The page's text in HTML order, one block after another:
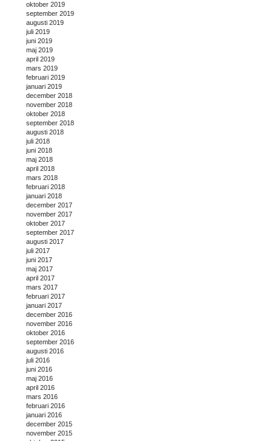
oktober 2019
september 2019
augusti 2019
juli 2019
juni 2019
maj 2019
april 2019
mars 2019
februari 2019
januari 2019
december 2018
november 2018
oktober 2018
september 2018
augusti 2018
juli 2018
juni 2018
maj 2018
april 2018
mars 2018
februari 2018
januari 2018
december 2017
november 2017
oktober 2017
september 2017
augusti 2017
juli 2017
juni 2017
maj 2017
april 2017
mars 2017
februari 2017
januari 2017
december 2016
november 2016
oktober 2016
september 2016
augusti 2016
juli 2016
juni 2016
maj 2016
april 2016
mars 2016
februari 2016
januari 2016
december 2015
november 2015